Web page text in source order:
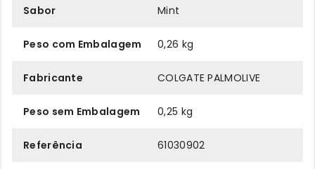
Sabor Mint
Peso com Embalagem 0,26 kg
Fabricante COLGATE PALMOLIVE
Peso sem Embalagem 0,25 kg
Referência 61030902